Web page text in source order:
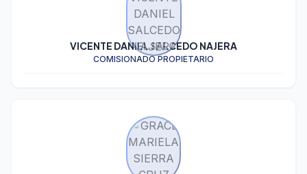
VICENTE DANIEL SALCEDO NAJERA
COMISIONADO PROPIETARIO